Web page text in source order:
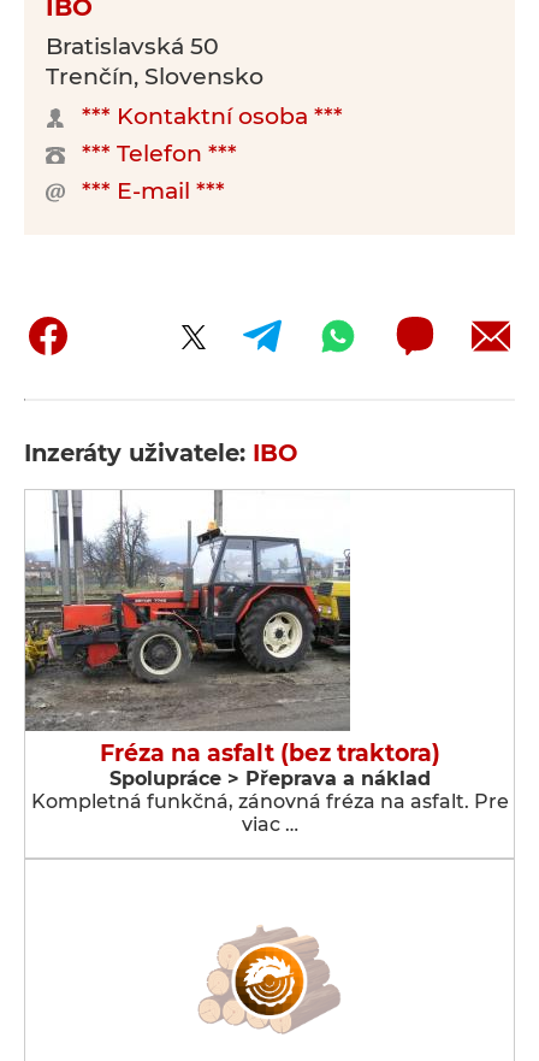
IBO
Bratislavská 50
Trenčín, Slovensko
*** Kontaktní osoba ***
*** Telefon ***
*** E-mail ***
Inzeráty uživatele: IBO
Fréza na asfalt (bez traktora)
Spolupráce > Přeprava a náklad
Kompletná funkčná, zánovná fréza na asfalt. Pre
viac …